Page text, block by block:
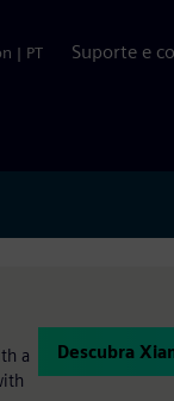
| PT Suporte e
a
Descubra